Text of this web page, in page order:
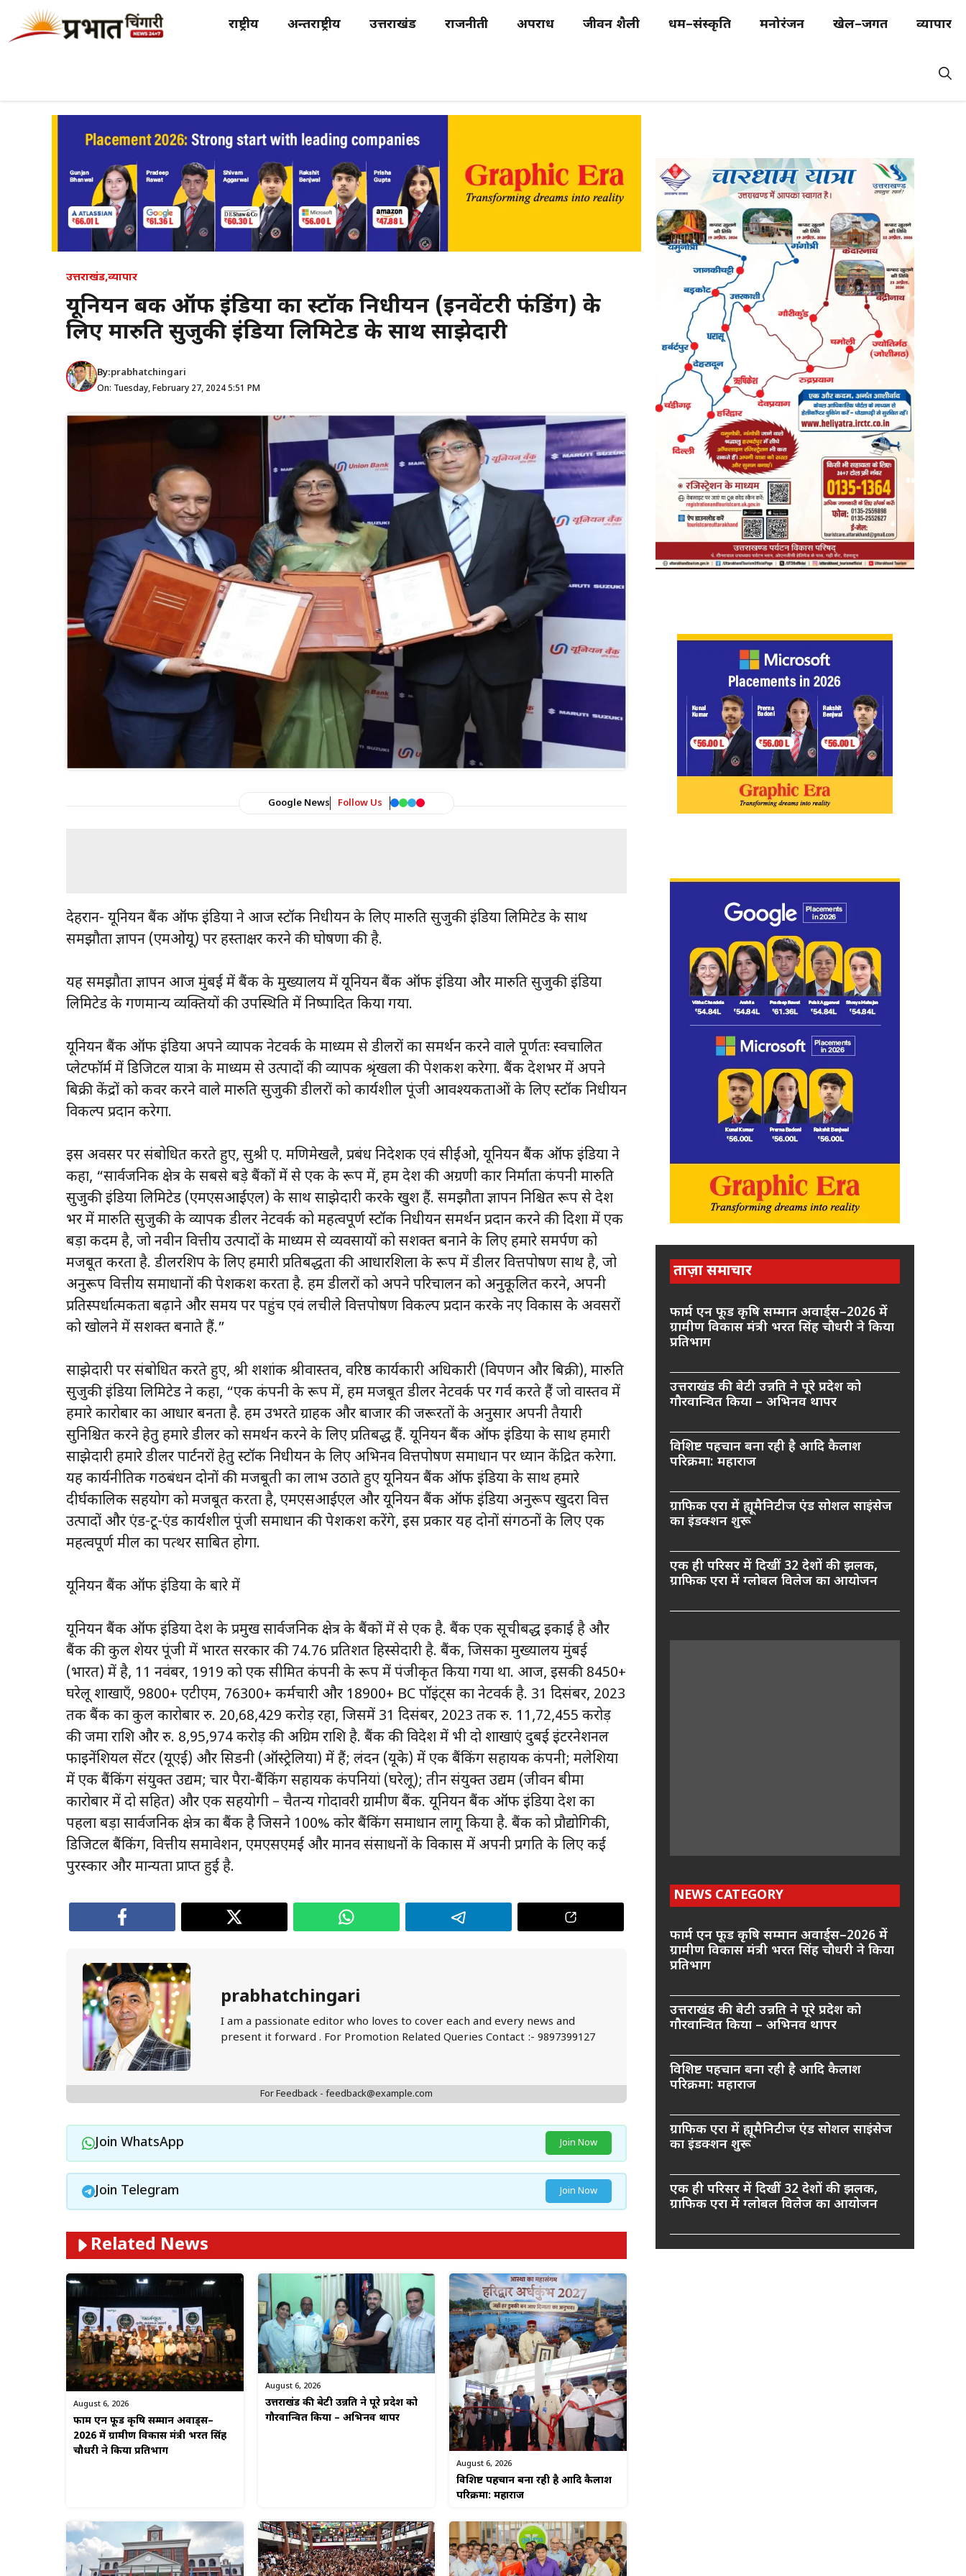
राष्ट्रीय अन्तर्राष्ट्रीय उत्तराखंड राजनीती अपराध जीवन शैली धर्म–संस्कृति मनोरंजन खेल–जगत व्यापार
उत्तराखंड,व्यापार
यूनियन बैंक ऑफ इंडिया का स्टॉक निधीयन (इनवेंटरी फंडिंग) के
लिए मारुति सुजुकी इंडिया लिमिटेड के साथ साझेदारी
By:prabhatchingari
On: Tuesday, February 27, 2024 5:51 PM
Google News Follow Us
देहरादून- यूनियन बैंक ऑफ इंडिया ने आज स्टॉक निधीयन के लिए मारुति सुजुकी इंडिया लिमिटेड के साथ
समझौता ज्ञापन (एमओयू) पर हस्ताक्षर करने की घोषणा की है.
यह समझौता ज्ञापन आज मुंबई में बैंक के मुख्यालय में यूनियन बैंक ऑफ इंडिया और मारुति सुजुकी इंडिया
लिमिटेड के गणमान्य व्यक्तियों की उपस्थिति में निष्पादित किया गया.
यूनियन बैंक ऑफ इंडिया अपने व्यापक नेटवर्क के माध्यम से डीलरों का समर्थन करने वाले पूर्णतः स्वचालित
प्लेटफॉर्म में डिजिटल यात्रा के माध्यम से उत्पादों की व्यापक श्रृंखला की पेशकश करेगा. बैंक देशभर में अपने
बिक्री केंद्रों को कवर करने वाले मारुति सुजुकी डीलरों को कार्यशील पूंजी आवश्यकताओं के लिए स्टॉक निधीयन
विकल्प प्रदान करेगा.
इस अवसर पर संबोधित करते हुए, सुश्री ए. मणिमेखलै, प्रबंध निदेशक एवं सीईओ, यूनियन बैंक ऑफ इंडिया ने
कहा, “सार्वजनिक क्षेत्र के सबसे बड़े बैंकों में से एक के रूप में, हम देश की अग्रणी कार निर्माता कंपनी मारुति
सुजुकी इंडिया लिमिटेड (एमएसआईएल) के साथ साझेदारी करके खुश हैं. समझौता ज्ञापन निश्चित रूप से देश
भर में मारुति सुजुकी के व्यापक डीलर नेटवर्क को महत्वपूर्ण स्टॉक निधीयन समर्थन प्रदान करने की दिशा में एक
बड़ा कदम है, जो नवीन वित्तीय उत्पादों के माध्यम से व्यवसायों को सशक्त बनाने के लिए हमारे समर्पण को
मजबूत करता है. डीलरशिप के लिए हमारी प्रतिबद्धता की आधारशिला के रूप में डीलर वित्तपोषण साथ है, जो
अनुरूप वित्तीय समाधानों की पेशकश करता है. हम डीलरों को अपने परिचालन को अनुकूलित करने, अपनी
प्रतिस्पर्धात्मकता बढ़ाने और समय पर पहुंच एवं लचीले वित्तपोषण विकल्प प्रदान करके नए विकास के अवसरों
को खोलने में सशक्त बनाते हैं.”
साझेदारी पर संबोधित करते हुए, श्री शशांक श्रीवास्तव, वरिष्ठ कार्यकारी अधिकारी (विपणन और बिक्री), मारुति
सुजुकी इंडिया लिमिटेड ने कहा, “एक कंपनी के रूप में, हम मजबूत डीलर नेटवर्क पर गर्व करते हैं जो वास्तव में
हमारे कारोबार का आधार बनता है. हम उभरते ग्राहक और बाजार की जरूरतों के अनुसार अपनी तैयारी
सुनिश्चित करने हेतु हमारे डीलर को समर्थन करने के लिए प्रतिबद्ध हैं. यूनियन बैंक ऑफ इंडिया के साथ हमारी
साझेदारी हमारे डीलर पार्टनरों हेतु स्टॉक निधीयन के लिए अभिनव वित्तपोषण समाधान पर ध्यान केंद्रित करेगा.
यह कार्यनीतिक गठबंधन दोनों की मजबूती का लाभ उठाते हुए यूनियन बैंक ऑफ इंडिया के साथ हमारे
दीर्घकालिक सहयोग को मजबूत करता है, एमएसआईएल और यूनियन बैंक ऑफ इंडिया अनुरूप खुदरा वित्त
उत्पादों और एंड-टू-एंड कार्यशील पूंजी समाधान की पेशकश करेंगे, इस प्रकार यह दोनों संगठनों के लिए एक
महत्वपूर्ण मील का पत्थर साबित होगा.
यूनियन बैंक ऑफ इंडिया के बारे में
यूनियन बैंक ऑफ इंडिया देश के प्रमुख सार्वजनिक क्षेत्र के बैंकों में से एक है. बैंक एक सूचीबद्ध इकाई है और
बैंक की कुल शेयर पूंजी में भारत सरकार की 74.76 प्रतिशत हिस्सेदारी है. बैंक, जिसका मुख्यालय मुंबई
(भारत) में है, 11 नवंबर, 1919 को एक सीमित कंपनी के रूप में पंजीकृत किया गया था. आज, इसकी 8450+
घरेलू शाखाएँ, 9800+ एटीएम, 76300+ कर्मचारी और 18900+ BC पॉइंट्स का नेटवर्क है. 31 दिसंबर, 2023
तक बैंक का कुल कारोबार रु. 20,68,429 करोड़ रहा, जिसमें 31 दिसंबर, 2023 तक रु. 11,72,455 करोड़
की जमा राशि और रु. 8,95,974 करोड़ की अग्रिम राशि है. बैंक की विदेश में भी दो शाखाएं दुबई इंटरनेशनल
फाइनेंशियल सेंटर (यूएई) और सिडनी (ऑस्ट्रेलिया) में हैं; लंदन (यूके) में एक बैंकिंग सहायक कंपनी; मलेशिया
में एक बैंकिंग संयुक्त उद्यम; चार पैरा-बैंकिंग सहायक कंपनियां (घरेलू); तीन संयुक्त उद्यम (जीवन बीमा
कारोबार में दो सहित) और एक सहयोगी – चैतन्य गोदावरी ग्रामीण बैंक. यूनियन बैंक ऑफ इंडिया देश का
पहला बड़ा सार्वजनिक क्षेत्र का बैंक है जिसने 100% कोर बैंकिंग समाधान लागू किया है. बैंक को प्रौद्योगिकी,
डिजिटल बैंकिंग, वित्तीय समावेशन, एमएसएमई और मानव संसाधनों के विकास में अपनी प्रगति के लिए कई
पुरस्कार और मान्यता प्राप्त हुई है.
prabhatchingari
I am a passionate editor who loves to cover each and every news and
present it forward . For Promotion Related Queries Contact :- 9897399127
For Feedback - feedback@example.com
Join WhatsApp Join Now
Join Telegram Join Now
Related News
August 6, 2026
फार्म एन फूड कृषि सम्मान अवार्ड्स–
2026 में ग्रामीण विकास मंत्री भरत सिंह
चौधरी ने किया प्रतिभाग
August 6, 2026
उत्तराखंड की बेटी उन्नति ने पूरे प्रदेश को
गौरवान्वित किया – अभिनव थापर
August 6, 2026
विशिष्ट पहचान बना रही है आदि कैलाश
परिक्रमा: महाराज
ताज़ा समाचार
फार्म एन फूड कृषि सम्मान अवार्ड्स–2026 में
ग्रामीण विकास मंत्री भरत सिंह चौधरी ने किया
प्रतिभाग
उत्तराखंड की बेटी उन्नति ने पूरे प्रदेश को
गौरवान्वित किया – अभिनव थापर
विशिष्ट पहचान बना रही है आदि कैलाश
परिक्रमा: महाराज
ग्राफिक एरा में ह्यूमैनिटीज एंड सोशल साइंसेज
का इंडक्शन शुरू
एक ही परिसर में दिखीं 32 देशों की झलक,
ग्राफिक एरा में ग्लोबल विलेज का आयोजन
NEWS CATEGORY
फार्म एन फूड कृषि सम्मान अवार्ड्स–2026 में
ग्रामीण विकास मंत्री भरत सिंह चौधरी ने किया
प्रतिभाग
उत्तराखंड की बेटी उन्नति ने पूरे प्रदेश को
गौरवान्वित किया – अभिनव थापर
विशिष्ट पहचान बना रही है आदि कैलाश
परिक्रमा: महाराज
ग्राफिक एरा में ह्यूमैनिटीज एंड सोशल साइंसेज
का इंडक्शन शुरू
एक ही परिसर में दिखीं 32 देशों की झलक,
ग्राफिक एरा में ग्लोबल विलेज का आयोजन